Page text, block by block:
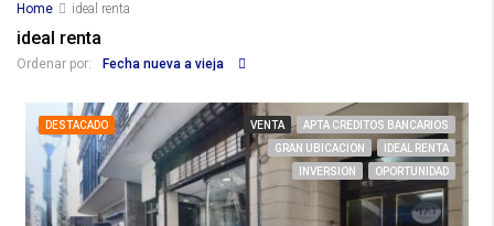
Home ideal renta
ideal renta
Ordenar por: Fecha nueva a vieja
DESTACADO VENTA
APTA CREDITOS BANCARIOS
GRAN UBICACION
IDEAL RENTA
INVERSION
OPORTUNIDAD